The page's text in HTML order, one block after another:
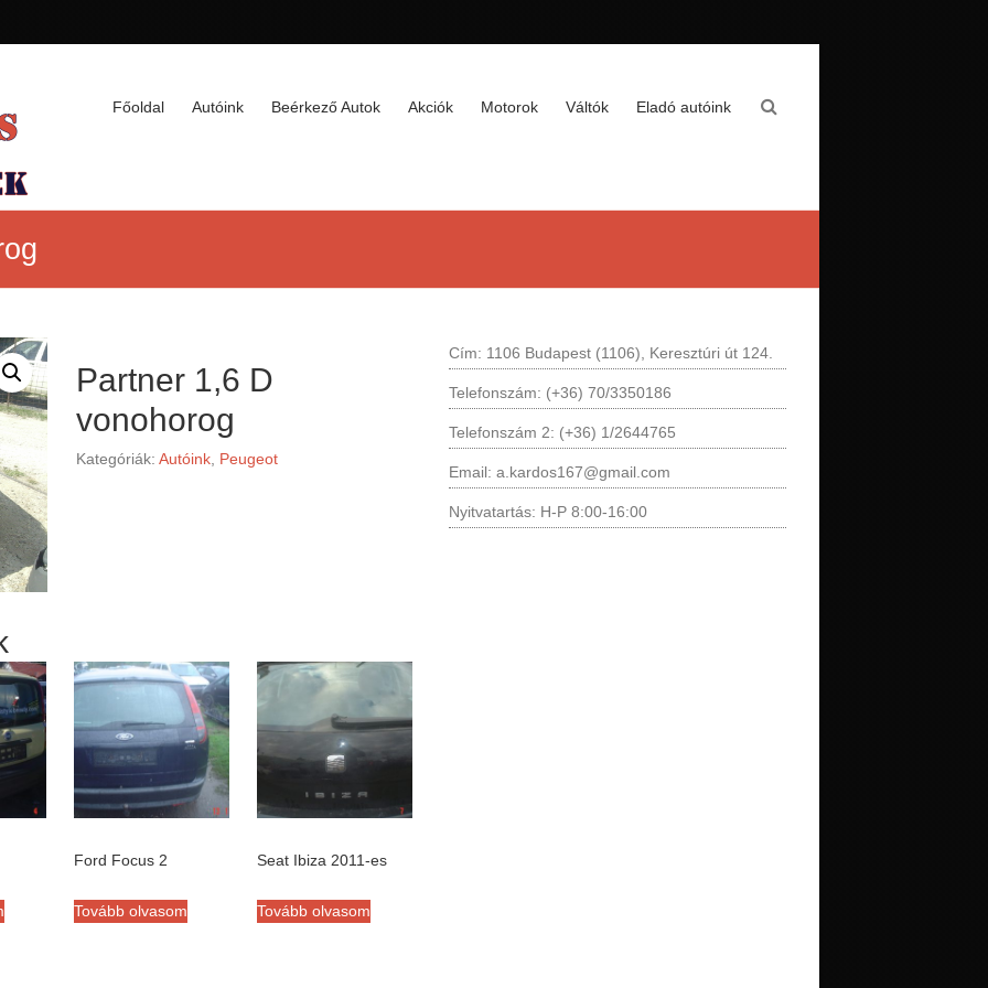
Főoldal Autóink Beérkező Autok Akciók Motorok Váltók Eladó autóink
Partner 1,6 D
vonohorog
Kategóriák: Autóink, Peugeot
Ford Focus 2
Tovább olvasom
Seat Ibiza 2011-es
Tovább olvasom
Cím: 1106 Budapest (1106), Keresztúri út 124.
Telefonszám: (+36) 70/3350186
Telefonszám 2: (+36) 1/2644765
Email: a.kardos167@gmail.com
Nyitvatartás: H-P 8:00-16:00